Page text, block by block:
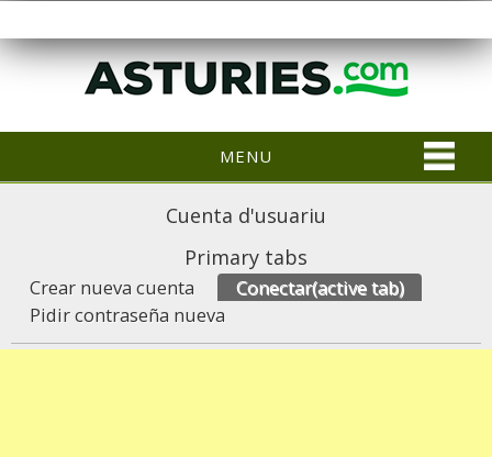
MENU
Cuenta d'usuariu
Primary tabs
Crear nueva cuenta Conectar(active tab)
Pidir contraseña nueva